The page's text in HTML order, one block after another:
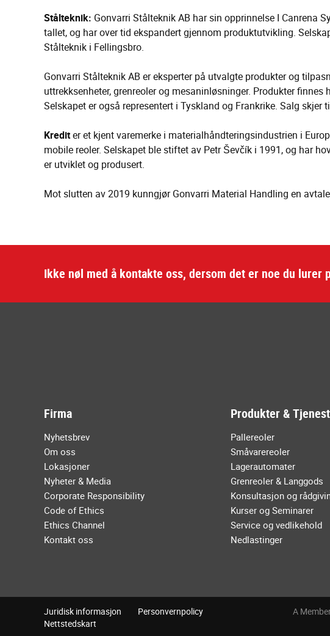
Stålteknik: Gonvarri Stålteknik AB har sin opprinnelse I Canrena
tallet, og har over tid ekspandert gjennom produktutvikling.
Stålteknik i Fellingsbro.
Gonvarri Stålteknik AB er eksperter på utvalgte produkter og
uttrekksenheter, grenreoler og mesaninløsninger. Produkter
Selskapet er også representert i Tyskland og Frankrike. Salg skjer
Krediter et kjent varemerke i materialhåndteringsindustrien i
mobile reoler. Selskapet ble stiftet av Petr Ševčík i 1991, og har
er utviklet og produsert.
Mot slutten av 2019 kunngjør Gonvarri Material Handling en
Ikke nøl med å kontakte oss, dersom det er noe du lurer
Firma
Nyhetsbrev
Om oss
Lokasjoner
Nyheter & Media
Corporate Responsibility
Code of Ethics
Ethics Channel
Kontakt oss
Produkter &
Pallereoler
Småvarereoler
Lagerautomater
Grenreoler & Langgods
Konsultasjon og
Kurser og Seminarer
Service og vedlikehold
Nedlastinger
Juridisk informasjon
Personvernpolicy
Nettstedskart
A